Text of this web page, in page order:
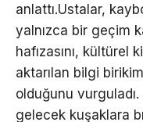
anlattı.Ustalar,
yalnızca bir geçim
hafızasını, kültürel
aktarılan bilgi
olduğunu vurguladı.
gelecek kuşaklara